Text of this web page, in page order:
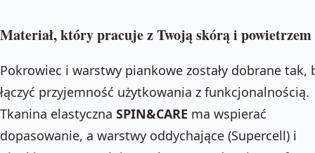
Materiał, który pracuje z Twoją skórą i powietrzem
Pokrowiec i warstwy piankowe zostały dobrane tak,
łączyć przyjemność użytkowania z funkcjonalnością.
Tkanina elastyczna SPIN&CARE ma wspierać
dopasowanie, a warstwy oddychające (Supercell) i